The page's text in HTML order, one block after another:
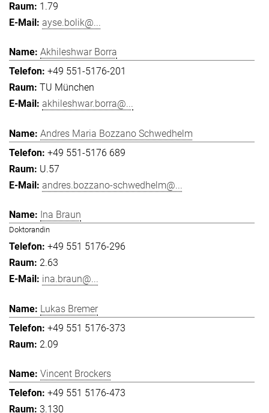
1.79
ayse.bolik@...
Akhileshwar Borra
+49 551-5176-201
TU München
akhileshwar.borra@...
Andres Maria Bozzano Schwedhelm
+49 551-5176 689
U.57
andres.bozzano-schwedhelm@...
Ina Braun
Doktorandin
+49 551 5176-296
2.63
ina.braun@...
Lukas Bremer
+49 551 5176-373
2.09
Vincent Brockers
+49 551 5176-473
3.130